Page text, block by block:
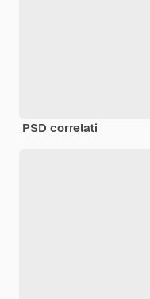
PSD correlati